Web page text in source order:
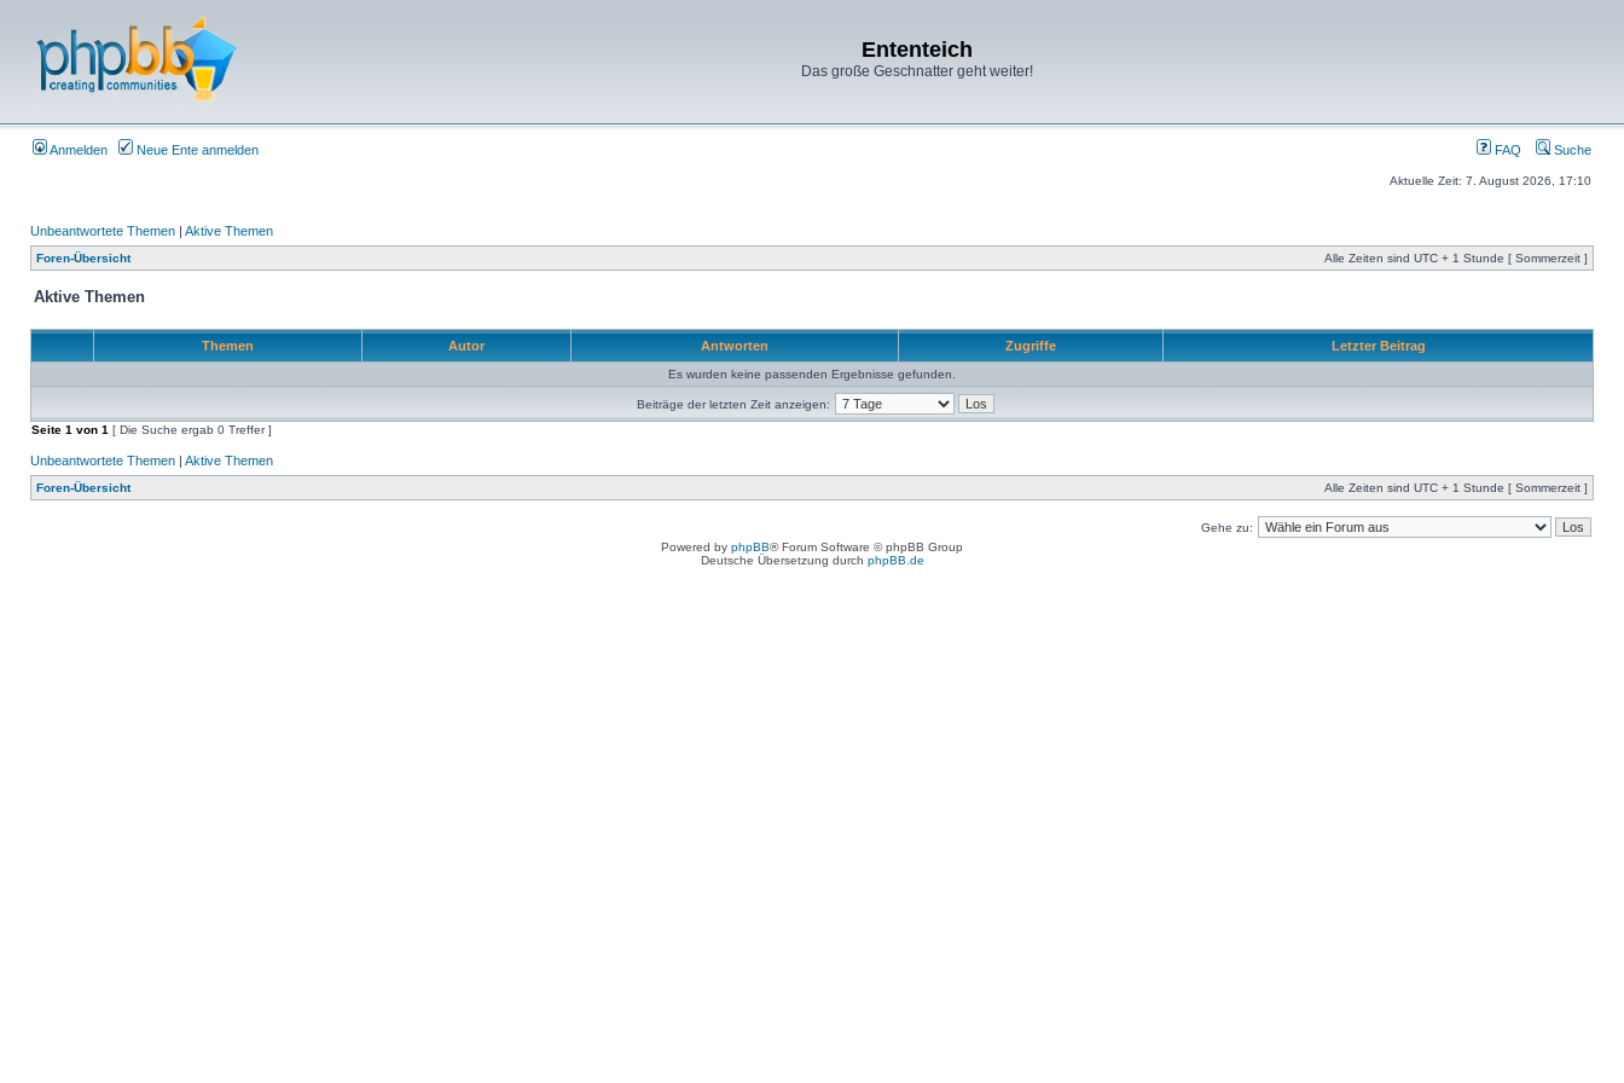
Ententeich
Das große Geschnatter geht weiter!
Anmelden Neue Ente anmelden FAQ Suche
Aktuelle Zeit: 7. August 2026, 17:10
Unbeantwortete Themen | Aktive Themen
Foren-Übersicht Alle Zeiten sind UTC + 1 Stunde [ Sommerzeit ]
Aktive Themen
Themen Autor Antworten Zugriffe Letzter Beitrag
Es wurden keine passenden Ergebnisse gefunden.
Beiträge der letzten Zeit anzeigen:
Seite 1 von 1 [ Die Suche ergab 0 Treffer ]
Unbeantwortete Themen | Aktive Themen
Foren-Übersicht Alle Zeiten sind UTC + 1 Stunde [ Sommerzeit ]
Gehe zu:
Powered by phpBB® Forum Software © phpBB Group
Deutsche Übersetzung durch phpBB.de